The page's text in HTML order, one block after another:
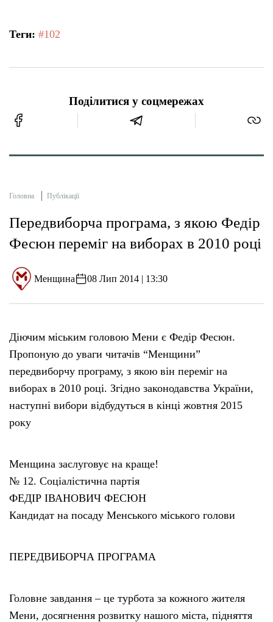
Теги: #102
Поділитися у соцмережах
Головна Публікації
Передвиборча програма, з якою Федір
Фесюн переміг на виборах в 2010 році
Менщина 08 Лип 2014 | 13:30
Діючим міським головою Мени є Федір Фесюн.
Пропоную до уваги читачів “Менщини”
передвиборчу програму, з якою він переміг на
виборах в 2010 році. Згідно законодавства України,
наступні вибори відбудуться в кінці жовтня 2015
року
Менщина заслуговує на краще!
№ 12. Соціалістична партія
ФЕДІР ІВАНОВИЧ ФЕСЮН
Кандидат на посаду Менського міського голови
ПЕРЕДВИБОРЧА ПРОГРАМА
Головне завдання – це турбота за кожного жителя
Мени, досягнення розвитку нашого міста, підняття